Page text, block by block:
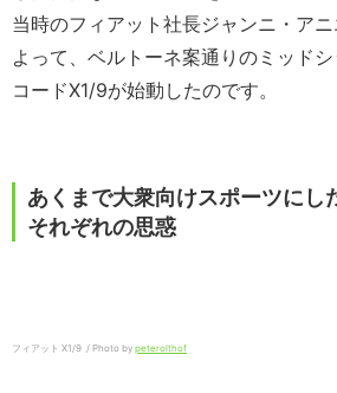
当時のフィアット社長ジャンニ・ア
よって、ベルトーネ案通りのミッド
コードX1/9が始動したのです。
あくまで大衆向けスポーツにし
それぞれの思惑
フィアット X1/9 / Photo by peterolthof